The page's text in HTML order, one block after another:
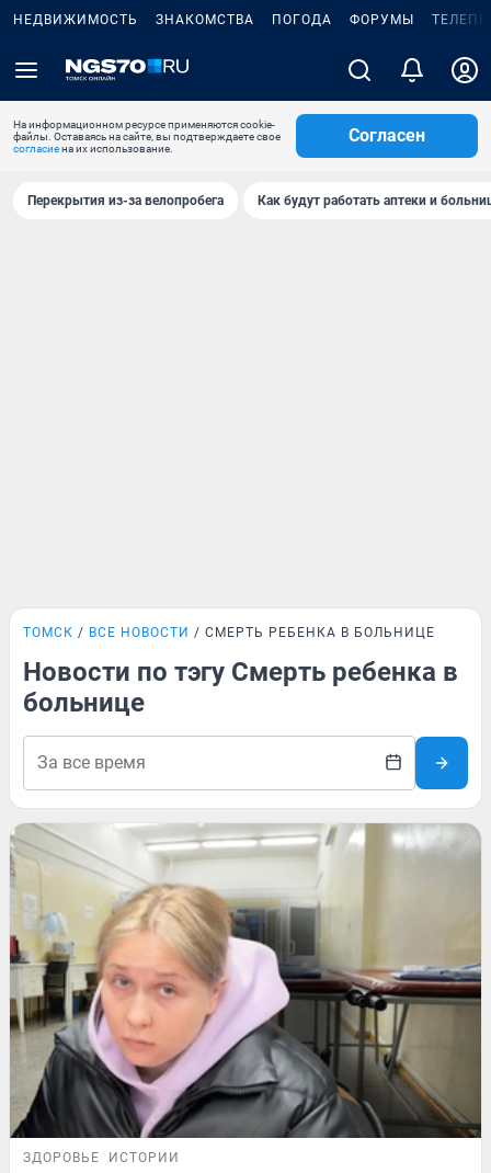
НЕДВИЖИМОСТЬ ЗНАКОМСТВА ПОГОДА ФОРУМЫ
На информационном ресурсе применяются cookie-
файлы. Оставаясь на сайте, вы подтверждаете свое
согласиена их использование.
Согласен
Перекрытия из-за велопробега Как будут работать аптеки и
ТОМСК ВСЕ НОВОСТИ СМЕРТЬ РЕБЕНКА В БОЛЬНИЦЕ
Новости по тэгу Смерть ребенка в
больнице
ЗДОРОВЬЕ ИСТОРИИ